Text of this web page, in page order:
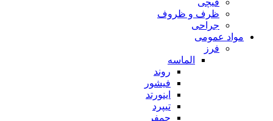
قیچی
ظرف و ظروف
جراحی
مواد عمومی
فرز
الماسه
روند
فیشور
اینورتد
تیپرد
چمفر